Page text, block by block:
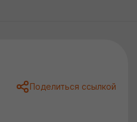
Поделиться ссылкой